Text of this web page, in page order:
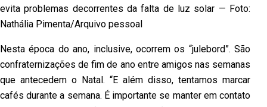
evita problemas decorrentes da falta de luz solar — Foto:
Nathália Pimenta/Arquivo pessoal
Nesta época do ano, inclusive, ocorrem os “julebord”. São
confraternizações de fim de ano entre amigos nas semanas
que antecedem o Natal. “E além disso, tentamos marcar
cafés durante a semana. É importante se manter em contato